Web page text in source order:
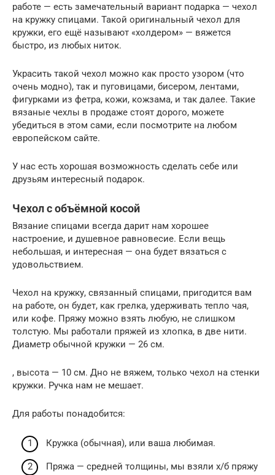
работе — есть замечательный вариант подарка — чехол
на кружку спицами. Такой оригинальный чехол для
кружки, его ещё называют «холдером» — вяжется
быстро, из любых ниток.
Украсить такой чехол можно как просто узором (что
очень модно), так и пуговицами, бисером, лентами,
фигурками из фетра, кожи, кожзама, и так далее. Такие
вязаные чехлы в продаже стоят дорого, можете
убедиться в этом сами, если посмотрите на любом
европейском сайте.
У нас есть хорошая возможность сделать себе или
друзьям интересный подарок.
Чехол с объёмной косой
Вязание спицами всегда дарит нам хорошее
настроение, и душевное равновесие. Если вещь
небольшая, и интересная — она будет вязаться с
удовольствием.
Чехол на кружку, связанный спицами, пригодится вам
на работе, он будет, как грелка, удерживать тепло чая,
или кофе. Пряжу можно взять любую, не слишком
толстую. Мы работали пряжей из хлопка, в две нити.
Диаметр обычной кружки — 26 см.
, высота — 10 см. Дно не вяжем, только чехол на стенки
кружки. Ручка нам не мешает.
Для работы понадобится:
Кружка (обычная), или ваша любимая.
Пряжа — средней толщины, мы взяли х/б пряжу